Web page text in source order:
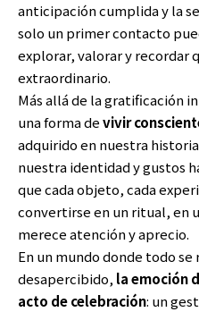
anticipación cumplida y la
solo un primer contacto
explorar, valorar y recordar
extraordinario.
Más allá de la gratificación
una forma devivir
adquirido en nuestra
nuestra identidad y gustos
que cada objeto, cada
convertirse en un ritual, en
merece atención y aprecio.
En un mundo donde todo
desapercibido, la emoción
acto de celebración: un